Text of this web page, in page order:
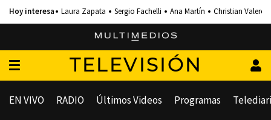
Laura Zapata Sergio Fachelli Ana Martín Christian Valero
TELEVISIÓN
EN VIVO RADIO Últimos Videos Programas